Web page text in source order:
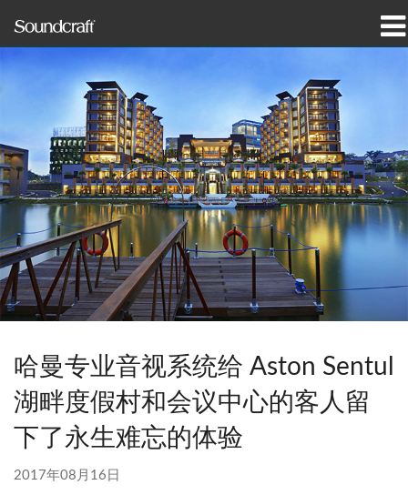
案例研究和新闻
哪里购买
培训
支持
我们的历史
语言/地区
哈曼专业音视系统给 Aston Sentul
湖畔度假村和会议中心的客人留
下了永生难忘的体验
2017年08月16日